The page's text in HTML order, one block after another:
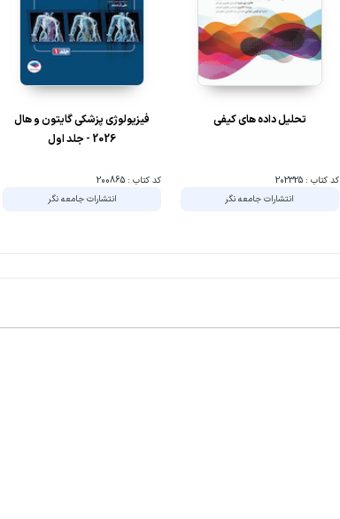
تحلیل داده های کیفی
کد کتاب : 202325
انتشارات جامعه نگر
فیزیولوژی پزشکی گایتون و هال
2026 - جلد اول
کد کتاب : 200865
انتشارات جامعه نگر